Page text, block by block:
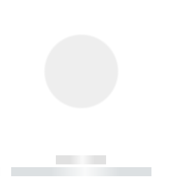
------------
----------- ----------- ----------